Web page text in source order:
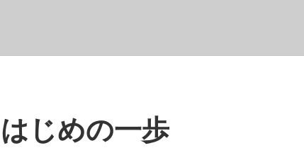
はじめの一歩